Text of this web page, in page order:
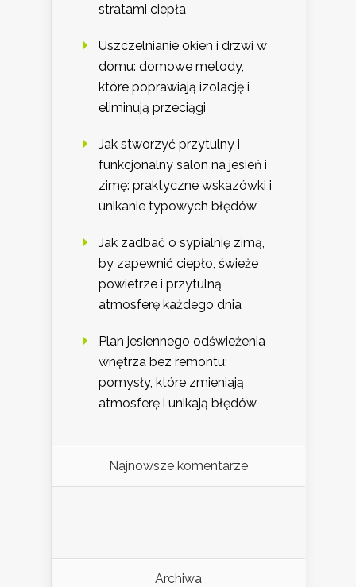
stratami ciepła
Uszczelnianie okien i drzwi w
domu: domowe metody,
które poprawiają izolację i
eliminują przeciągi
Jak stworzyć przytulny i
funkcjonalny salon na jesień i
zimę: praktyczne wskazówki i
unikanie typowych błędów
Jak zadbać o sypialnię zimą,
by zapewnić ciepło, świeże
powietrze i przytulną
atmosferę każdego dnia
Plan jesiennego odświeżenia
wnętrza bez remontu:
pomysły, które zmieniają
atmosferę i unikają błędów
Najnowsze komentarze
Archiwa